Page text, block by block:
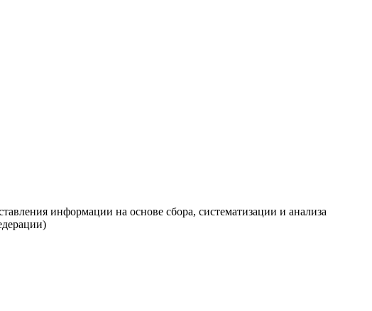
информации на основе сбора, систематизации и анализа